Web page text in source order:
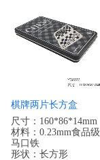
棋牌两片长方盒
尺寸：160*86*14mm
材料：0.23mm食品级
马口铁
形状：长方形